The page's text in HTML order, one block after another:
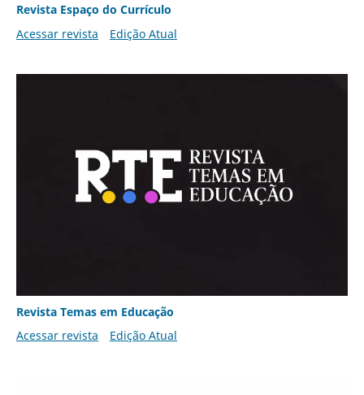
Revista Espaço do Currículo
Acessar revista
Edição Atual
Revista Temas em Educação
Acessar revista
Edição Atual